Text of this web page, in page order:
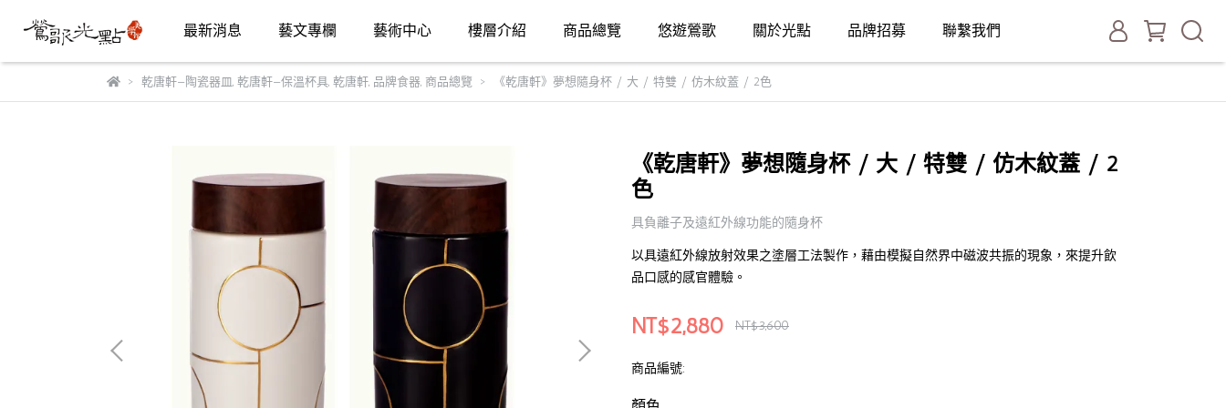
最新消息 藝文專欄 藝術中心 樓層介紹 商品總覽 悠遊鶯歌 關於光點 品牌招募 聯繫我們
乾唐軒—陶瓷器皿, 乾唐軒—保溫杯具, 乾唐軒, 品牌食器, 商品總覽 《乾唐軒》夢想隨身杯 / 大 / 特雙 / 仿木紋蓋 / 2色
《乾唐軒》夢想隨身杯 / 大 / 特雙 / 仿木紋蓋 / 2
色
具負離子及遠紅外線功能的隨身杯
以具遠紅外線放射效果之塗層工法製作，藉由模擬自然界中磁波共振的現象，來提升飲
品口感的感官體驗。
NT$2,880 NT$3,600
商品編號: